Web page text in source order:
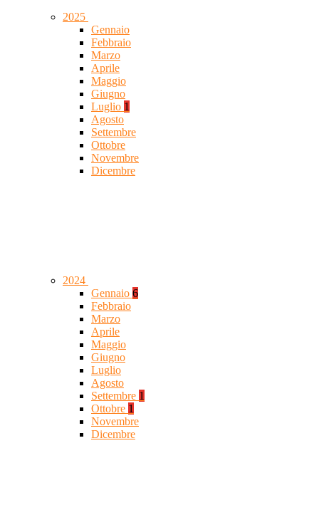
2025
Gennaio
Febbraio
Marzo
Aprile
Maggio
Giugno
Luglio 1
Agosto
Settembre
Ottobre
Novembre
Dicembre
2024
Gennaio 6
Febbraio
Marzo
Aprile
Maggio
Giugno
Luglio
Agosto
Settembre 1
Ottobre 1
Novembre
Dicembre